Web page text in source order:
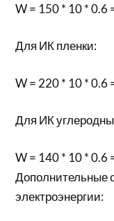
W = 150 * 10 * 0.6
Для ИК пленки:
W = 220 * 10 * 0.6
Для ИК
W = 140 * 10 * 0.6
Дополнительные
электроэнергии: